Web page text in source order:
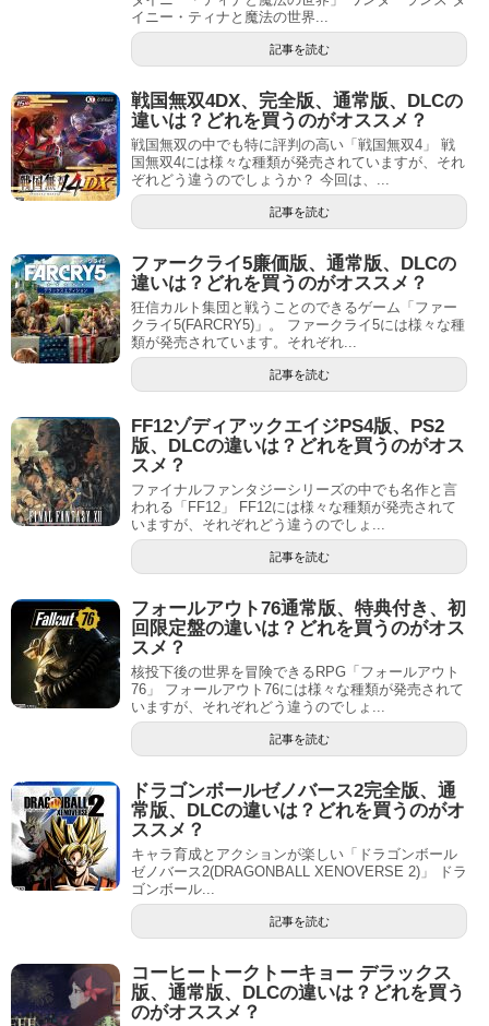
イニー・ティナと魔法の世界...
記事を読む
戦国無双4DX、完全版、通常版、DLCの
違いは？どれを買うのがオススメ？
戦国無双の中でも特に評判の高い「戦国無双4」 戦
国無双4には様々な種類が発売されていますが、それ
ぞれどう違うのでしょうか？ 今回は、...
記事を読む
ファークライ5廉価版、通常版、DLCの
違いは？どれを買うのがオススメ？
狂信カルト集団と戦うことのできるゲーム「ファー
クライ5(FARCRY5)」。 ファークライ5には様々な種
類が発売されています。それぞれ...
記事を読む
FF12ゾディアックエイジPS4版、PS2
版、DLCの違いは？どれを買うのがオス
スメ？
ファイナルファンタジーシリーズの中でも名作と言
われる「FF12」 FF12には様々な種類が発売されて
いますが、それぞれどう違うのでしょ...
記事を読む
フォールアウト76通常版、特典付き、初
回限定盤の違いは？どれを買うのがオス
スメ？
核投下後の世界を冒険できるRPG「フォールアウト
76」 フォールアウト76には様々な種類が発売されて
いますが、それぞれどう違うのでしょ...
記事を読む
ドラゴンボールゼノバース2完全版、通
常版、DLCの違いは？どれを買うのがオ
ススメ？
キャラ育成とアクションが楽しい「ドラゴンボール
ゼノバース2(DRAGONBALL XENOVERSE 2)」 ドラ
ゴンボール...
記事を読む
コーヒートークトーキョー デラックス
版、通常版、DLCの違いは？どれを買う
のがオススメ？